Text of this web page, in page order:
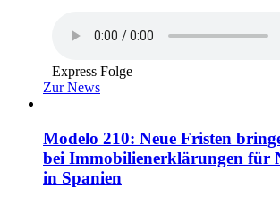
Express Folge
Zur News
Modelo 210: Neue Fristen
bei Immobilienerklärungen für
in Spanien